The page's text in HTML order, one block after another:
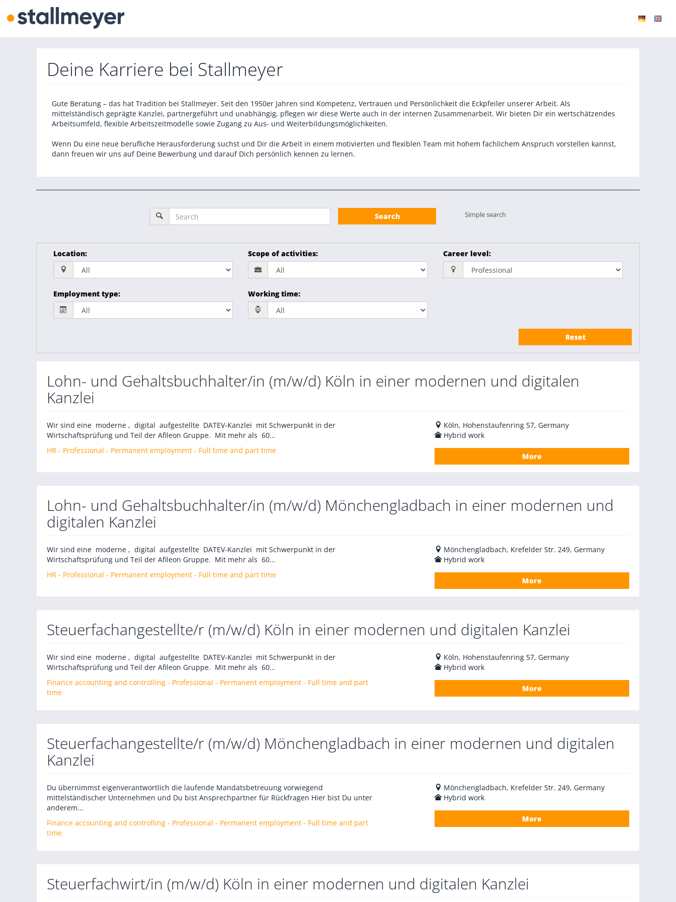
Deine Karriere bei Stallmeyer
Gute Beratung – das hat Tradition bei Stallmeyer. Seit den 1950er Jahren sind Kompetenz, Vertrauen und Persönlichkeit die Eckpfeiler unserer Arbeit. Als
mittelständisch geprägte Kanzlei, partnergeführt und unabhängig, pflegen wir diese Werte auch in der internen Zusammenarbeit. Wir bieten Dir ein wertschätzendes
Arbeitsumfeld, flexible Arbeitszeitmodelle sowie Zugang zu Aus- und Weiterbildungsmöglichkeiten.
Wenn Du eine neue berufliche Herausforderung suchst und Dir die Arbeit in einem motivierten und flexiblen Team mit hohem fachlichem Anspruch vorstellen kannst,
dann freuen wir uns auf Deine Bewerbung und darauf Dich persönlich kennen zu lernen.
Search Simple search
Location: Scope of activities: Career level:
Employment type: Working time:
Reset
Lohn- und Gehaltsbuchhalter/in (m/w/d) Köln in einer modernen und digitalen
Kanzlei
Wir sind eine moderne , digital aufgestellte DATEV-Kanzlei mit Schwerpunkt in der
Wirtschaftsprüfung und Teil der Afileon Gruppe. Mit mehr als 60...
HR - Professional - Permanent employment - Full time and part time
Köln, Hohenstaufenring 57, Germany
Hybrid work
More
Lohn- und Gehaltsbuchhalter/in (m/w/d) Mönchengladbach in einer modernen und
digitalen Kanzlei
Wir sind eine moderne , digital aufgestellte DATEV-Kanzlei mit Schwerpunkt in der
Wirtschaftsprüfung und Teil der Afileon Gruppe. Mit mehr als 60...
HR - Professional - Permanent employment - Full time and part time
Mönchengladbach, Krefelder Str. 249, Germany
Hybrid work
More
Steuerfachangestellte/r (m/w/d) Köln in einer modernen und digitalen Kanzlei
Wir sind eine moderne , digital aufgestellte DATEV-Kanzlei mit Schwerpunkt in der
Wirtschaftsprüfung und Teil der Afileon Gruppe. Mit mehr als 60...
Finance accounting and controlling - Professional - Permanent employment - Full time and part
time
Köln, Hohenstaufenring 57, Germany
Hybrid work
More
Steuerfachangestellte/r (m/w/d) Mönchengladbach in einer modernen und digitalen
Kanzlei
Du übernimmst eigenverantwortlich die laufende Mandatsbetreuung vorwiegend
mittelständischer Unternehmen und Du bist Ansprechpartner für Rückfragen Hier bist Du unter
anderem...
Finance accounting and controlling - Professional - Permanent employment - Full time and part
time
Mönchengladbach, Krefelder Str. 249, Germany
Hybrid work
More
Steuerfachwirt/in (m/w/d) Köln in einer modernen und digitalen Kanzlei